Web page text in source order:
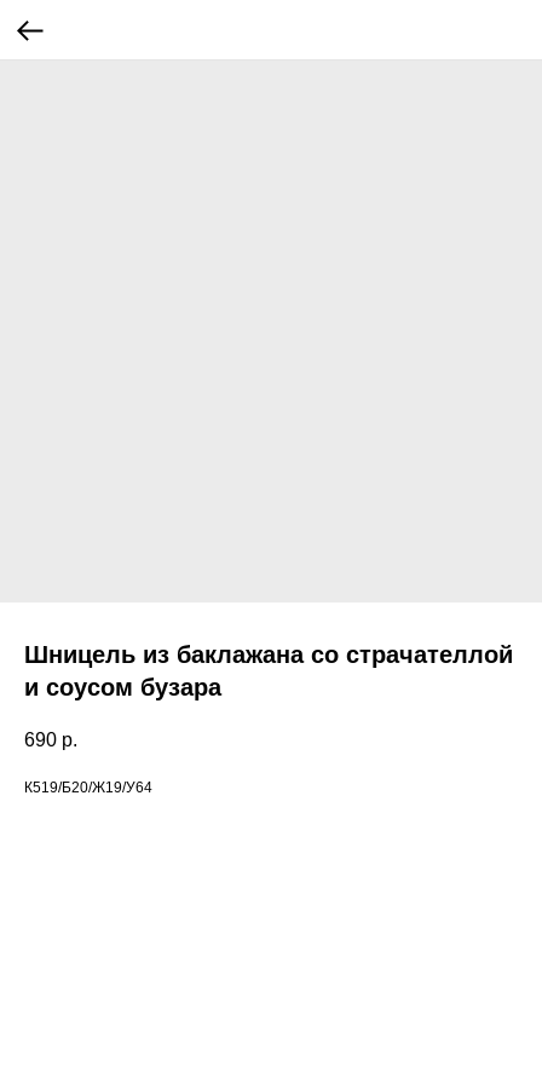
Шницель из баклажана со страчателлой
и соусом бузара
690 р.
К519/Б20/Ж19/У64